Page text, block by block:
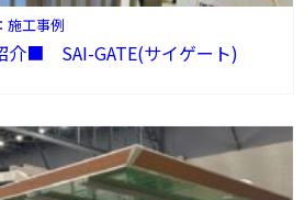
施工事例
介■ SAI-GATE(サイゲート)